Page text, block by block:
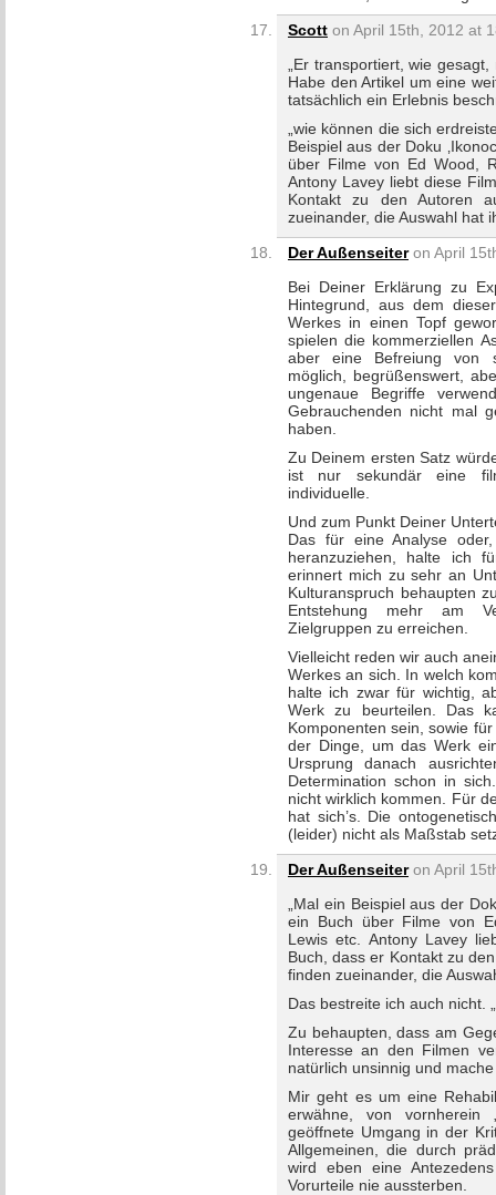
Scott on April 15th, 2012 at
„Er transportiert, wie
Habe den Artikel um eine
tatsächlich ein Erlebnis
„wie können die sich
Beispiel aus der Doku
über Filme von Ed Wood,
Antony Lavey liebt diese
Kontakt zu den Autoren
zueinander, die Auswahl hat
Der Außenseiteron April
Bei Deiner Erklärung zu
Hintegrund, aus dem
Werkes in einen Topf
spielen die kommerziellen
aber eine Befreiung von
möglich, begrüßenswert,
ungenaue Begriffe
Gebrauchenden nicht mal
haben.
Zu Deinem ersten Satz
ist nur sekundär eine
individuelle.
Und zum Punkt Deiner
Das für eine Analyse
heranzuziehen, halte ich
erinnert mich zu sehr an
Kulturanspruch behaupten
Entstehung mehr am
Zielgruppen zu erreichen.
Vielleicht reden wir auch
Werkes an sich. In welch
halte ich zwar für wichtig,
Werk zu beurteilen. Das
Komponenten sein, sowie
der Dinge, um das Werk
Ursprung danach
Determination schon in
nicht wirklich kommen. Für
hat sich’s. Die
(leider) nicht als Maßstab
Der Außenseiteron April
„Mal ein Beispiel aus der
ein Buch über Filme von
Lewis etc. Antony Lavey
Buch, dass er Kontakt zu
finden zueinander, die
Das bestreite ich auch nicht.
Zu behaupten, dass am
Interesse an den Filmen
natürlich unsinnig und
Mir geht es um eine
erwähne, von vornherein
geöffnete Umgang in der
Allgemeinen, die durch
wird eben eine
Vorurteile nie aussterben.